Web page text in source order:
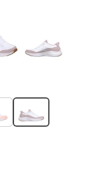
geselecteerd